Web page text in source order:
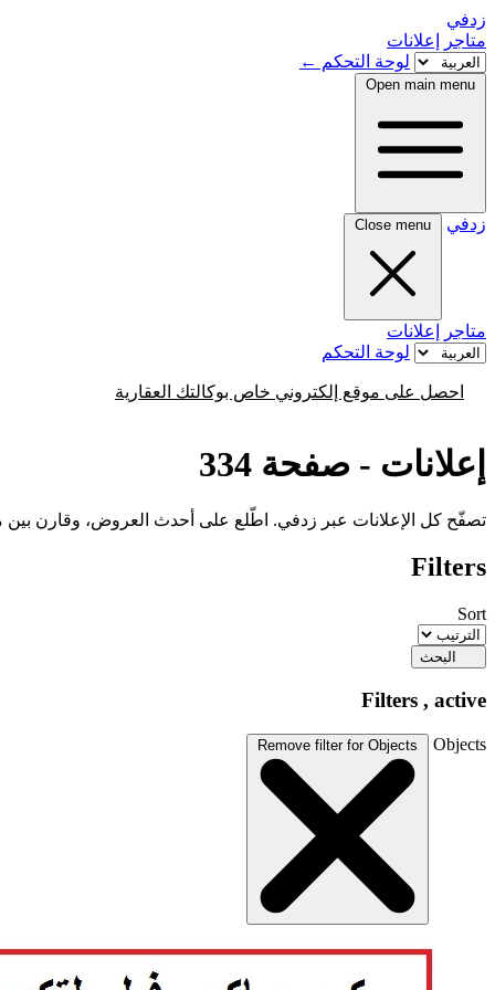
زدفي
متاجر
إعلانات
لوحة التحكم ←
Open main menu
زدفي Close menu
متاجر
إعلانات
لوحة التحكم
احصل على موقع إلكتروني خاص بوكالتك العقارية
إعلانات - صفحة 334
تصفّح كل الإعلانات عبر زدفي. اطّلع على أحدث العروض، وقارن بين
Filters
Sort
البحث
Filters , active
Objects
Remove filter for Objects